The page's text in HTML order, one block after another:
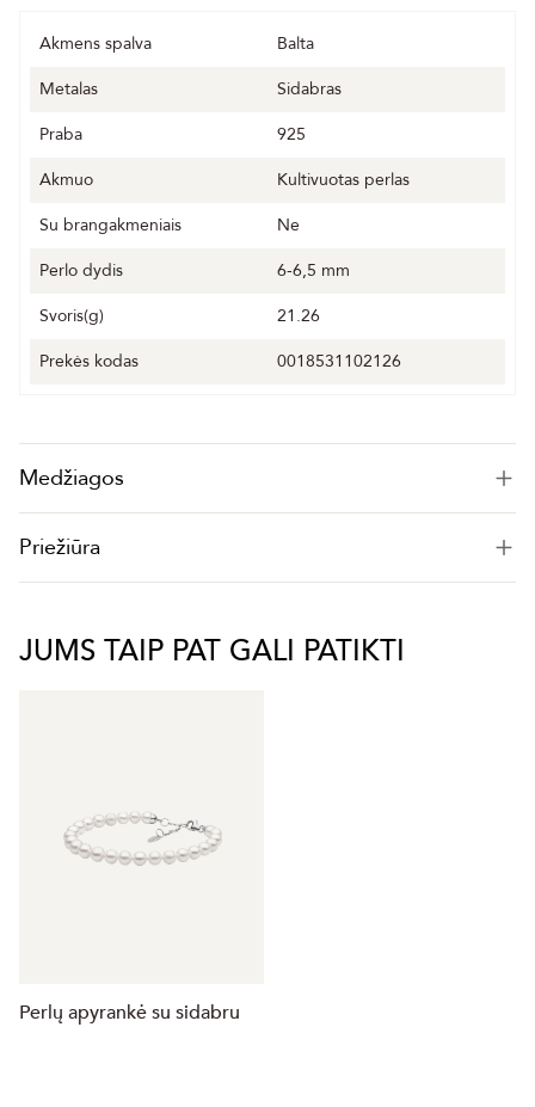
Akmens spalva
Balta
Metalas
Sidabras
Praba
925
Akmuo
Kultivuotas perlas
Su brangakmeniais
Ne
Perlo dydis
6-6,5 mm
Svoris(g)
21.26
Prekės kodas
0018531102126
Medžiagos
Priežiūra
JUMS TAIP PAT GALI PATIKTI
Perlų apyrankė su sidabru